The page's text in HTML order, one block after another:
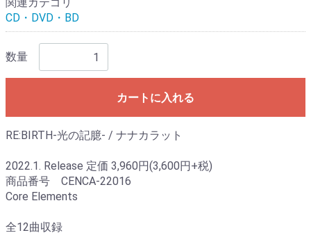
CD・DVD・BD
数量
カートに入れる
‪RE:BIRTH-光の記臆-‬ / ナナカラット
2022.1. Release 定価 3,960円(3,600円+税)
商品番号 CENCA-22016
‪Core Elements
全12曲収録